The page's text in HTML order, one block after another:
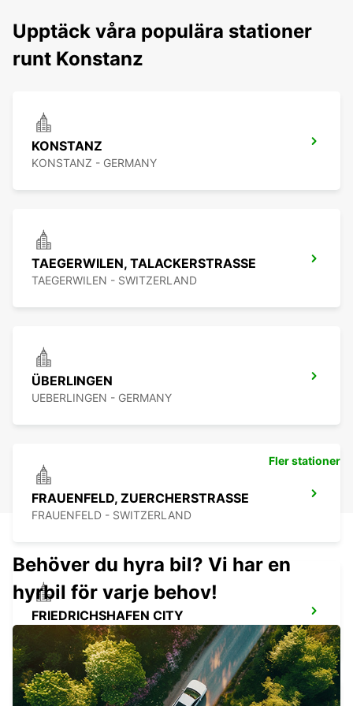
Upptäck våra populära stationer
runt Konstanz
KONSTANZ
KONSTANZ - GERMANY
TAEGERWILEN, TALACKERSTRASSE
TAEGERWILEN - SWITZERLAND
ÜBERLINGEN
UEBERLINGEN - GERMANY
FRAUENFELD, ZUERCHERSTRASSE
FRAUENFELD - SWITZERLAND
FRIEDRICHSHAFEN CITY
FRIEDRICHSHAFEN - GERMANY
Fler stationer
Behöver du hyra bil? Vi har en
hyrbil för varje behov!